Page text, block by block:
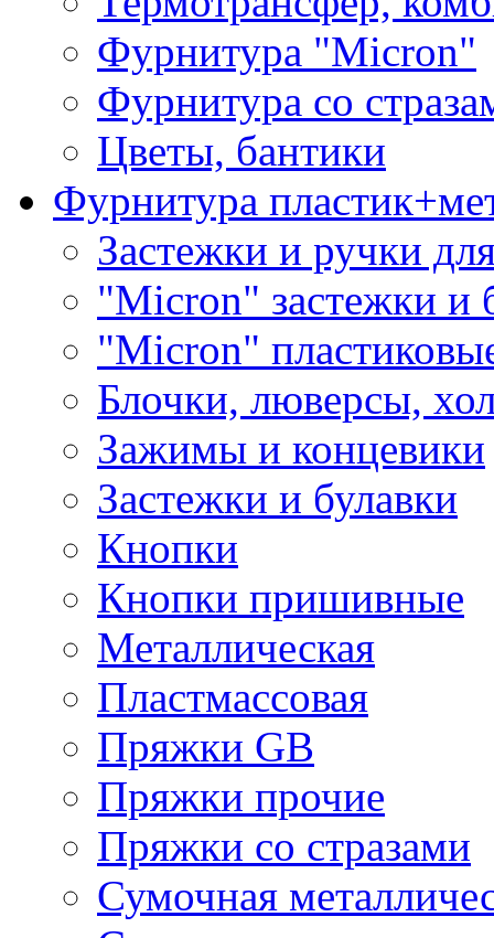
Фурнитура "Micron"
Фурнитура со
Цветы, бантики
Фурнитура
Застежки и ручки
"Micron" застежки и
"Micron"
Блочки, люверсы,
Зажимы и концевики
Застежки и булавки
Кнопки
Кнопки пришивные
Металлическая
Пластмассовая
Пряжки GB
Пряжки прочие
Пряжки со стразами
Сумочная